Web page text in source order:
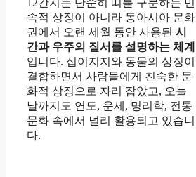
속적 상징이 아니라 동아시아 문화
권에서 오랜 세월 동안 사용된 시
간과 우주의 질서를 설명하는 체계
입니다. 십이지지와 동물의 상징이
결합하면서 사람들에게 친숙한 문
화적 상징으로 자리 잡았고, 오늘
날까지도 연도, 운세, 명리학, 전통
문화 속에서 널리 활용되고 있습니
다.